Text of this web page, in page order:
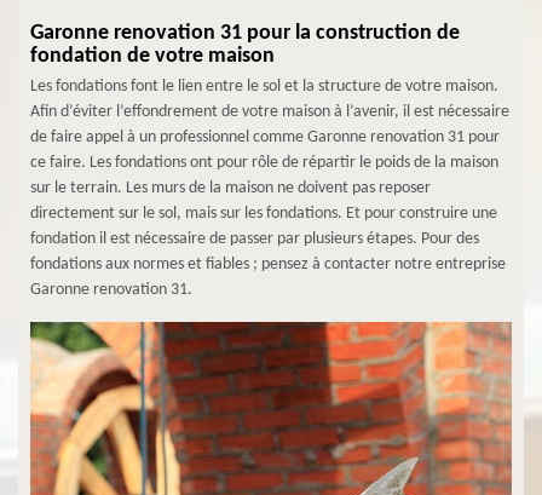
Garonne renovation 31 pour la construction de
fondation de votre maison
Les fondations font le lien entre le sol et la structure de votre maison.
Afin d’éviter l’effondrement de votre maison à l’avenir, il est nécessaire
de faire appel à un professionnel comme Garonne renovation 31 pour
ce faire. Les fondations ont pour rôle de répartir le poids de la maison
sur le terrain. Les murs de la maison ne doivent pas reposer
directement sur le sol, mais sur les fondations. Et pour construire une
fondation il est nécessaire de passer par plusieurs étapes. Pour des
fondations aux normes et fiables ; pensez à contacter notre entreprise
Garonne renovation 31.